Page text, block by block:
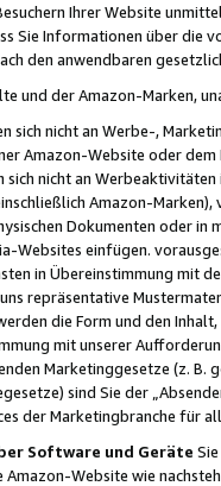
Ihrer Website
Sie Informationen über die
den anwendbaren
und der Amazon-Marken,
sich nicht an Werbe-,
Amazon-Website oder
sich nicht an
Amazon-
Dokumenten oder in
Websites einfügen.
in Übereinstimmung mit
repräsentative
die Form und den
mit unserer
Marketinggesetze (z. B.
sind Sie der
der Marketingbranche für
Software und Geräte
Website wie